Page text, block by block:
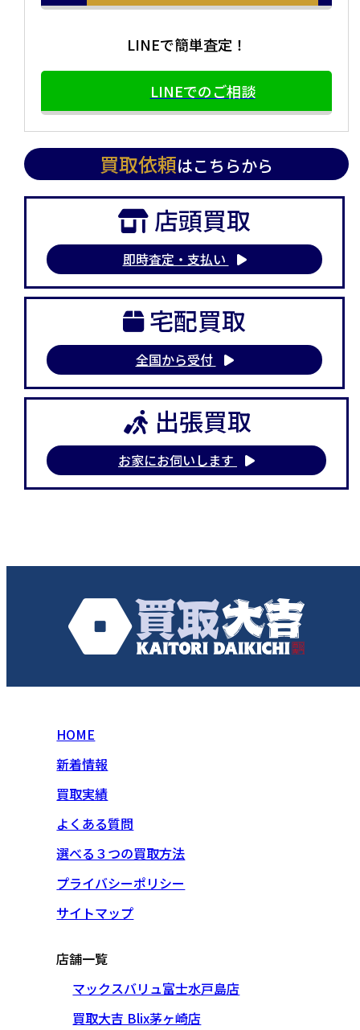
LINEで簡単査定！
LINEでのご相談
買取依頼はこちらから
店頭買取
即時査定・支払い
宅配買取
全国から受付
出張買取
お家にお伺いします
HOME
新着情報
買取実績
よくある質問
選べる３つの買取方法
プライバシーポリシー
サイトマップ
店舗一覧
マックスバリュ富士水戸島店
買取大吉 Blix茅ヶ崎店